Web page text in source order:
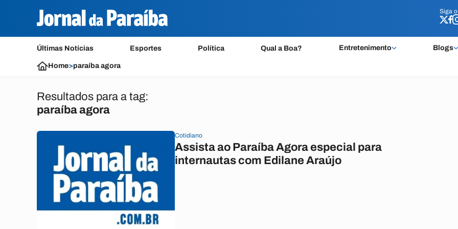
Siga o
Últimas Notícias Esportes Política Qual a Boa? Entretenimento Blogs
Siga o
Home>paraíba agora
Resultados para a tag:
paraíba agora
Cotidiano
Assista ao Paraíba Agora especial para
internautas com Edilane Araújo